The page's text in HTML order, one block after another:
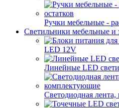
Ручки мебельные -
Светильники мебельные и
LED 12V
Линейные LED
Светодиодная